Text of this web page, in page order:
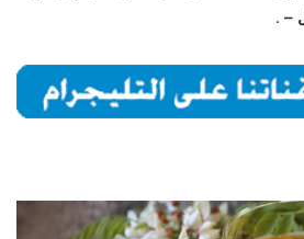
–
.